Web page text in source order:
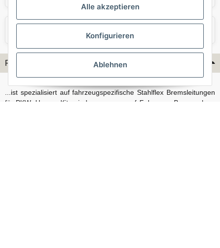
Alle akzeptieren
Konfigurieren
Ablehnen
Flex-Hydraulik...
...ist spezialisiert auf fahrzeugspezifische Stahlflex Bremsleitungen
für PKW. Unsere Kits sind passgenau auf Fahrzeug, Bremsanlage